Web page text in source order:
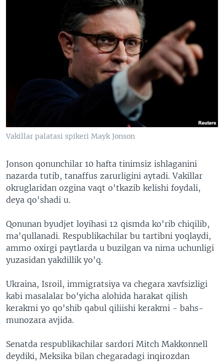
Vakillar palatasi spikeri Mayk Jonson
Jonson qonunchilar 10 hafta tinimsiz ishlaganini
nazarda tutib, tanaffus zarurligini aytadi. Vakillar
okruglaridan ozgina vaqt o'tkazib kelishi foydali,
deya qo'shadi u.
Qonunan byudjet loyihasi 12 qismda ko'rib chiqilib,
ma'qullanadi. Respublikachilar bu tartibni yoqlaydi,
ammo oxirgi paytlarda u buzilgan va nima uchunligi
yuzasidan yakdillik yo'q.
Ukraina, Isroil, immigratsiya va chegara xavfsizligi
kabi masalalar bo'yicha alohida harakat qilish
kerakmi yo qo'shib qabul qiliishi kerakmi - bahs-
munozara avjida.
Senatda respublikachilar sardori Mitch Makkonnell
deydiki, Meksika bilan chegaradagi inqirozdan